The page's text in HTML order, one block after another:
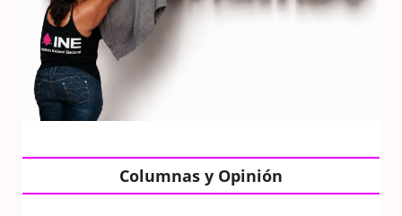
Columnas y Opinión